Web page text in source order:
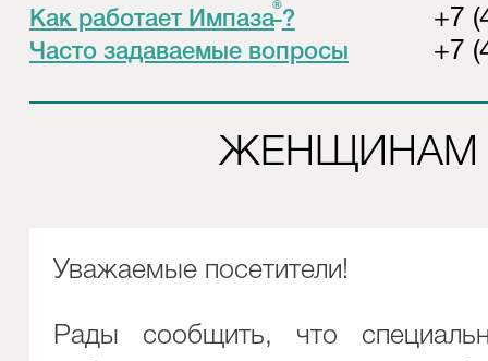
Как работает Импаза®?
Часто задаваемые вопросы
+7
+7
ЖЕНЩИНАМ
Уважаемые посетители!
Рады сообщить, что